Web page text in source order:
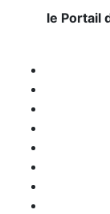
le Portail